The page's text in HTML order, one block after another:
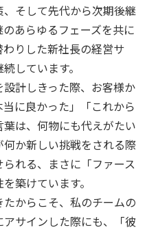
そして先代から次期後継
あらゆるフェーズを共に
りした新社長の経営サ
しています。
計しきった際、お客様か
に良かった」「これから
は、何物にも代えがたい
か新しい挑戦をされる際
れる、まさに「ファース
築けています。
からこそ、私のチームの
サインした際にも、「彼